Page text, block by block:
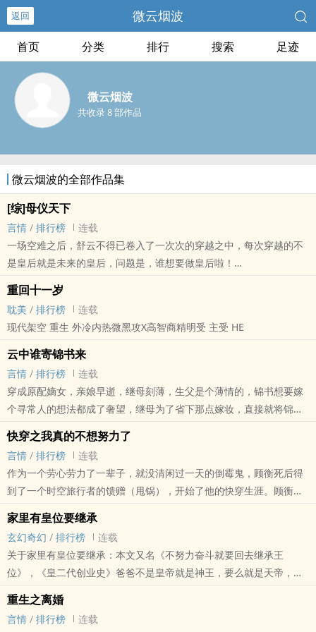
返回 微云烟波
首页 分类 排行 搜索 足迹
微云烟波
共收录 8 部作品
微云烟波的全部作品集
[综]母仪天下
言情 / 排行榜
连载
一场空难之后，舒云不得已卷入了一次次的穿越之中，每次穿越的不
是皇后就是未来的皇后，问题是，谁想要做皇后啦！
——吕后——天后弗丽嘉——神后赫拉——众星之母。
内容标签： 前世今生 随身空间 女强 快穿
搜索关键字：主角：舒云
重回十一岁
耽美 / 排行榜
连载
现代架空 重生 外冷内热微黑攻X高智商精明受 主受 HE
云中谁寄锦书来
言情 / 排行榜
连载
穿成原配嫡女，亲娘早逝，继母刻薄，生父是个薄情的，锦书想要嫁
个寻常人的想法都成了奢望，继母为了省下那点嫁妆，直接就将锦书
塞到了选秀的队伍中……
非虐，男主重生，甜宠文
快穿之我真的不想努力了
言情 / 排行榜
连载
作为一个劳心劳力了一辈子，就没清闲过一天的倒霉鬼，顾衡死后得
到了一个时空旅行者的馈赠（甩锅），开始了他的快穿生涯。顾衡觉
得自己开局很顺利，姐姐是皇后，父亲是国丈，姐夫跟姐姐伉俪情
深，作为国丈家的幼子，上面几个兄长也都是一时人杰，可以说是四
个2加王炸，你说怎么输！顾衡觉得自己不需要努力了，这辈子就是典
型的人生赢家，直到听到噩耗，姐姐生孩子的时候难产而死，外面有
个四王八公，姐夫有个乳母是甄家老太君，被封了奉圣夫人……顾衡白
眼一翻，只想要仰天长啸，我真的不想努力了啊，为什么你们都要逼
我！
家里有皇位要继承
玄幻奇幻 / 排行榜
连载
关于家里有皇位要继承：本文又名《不努力奋斗就要回去继承王
位》，《皇二代创业史》爸爸不是皇帝就是神王，要么就是天帝，不
好好奋斗就要被抓回去继承王位啦！男主手握金手指如此说。世界
一：差点就成了头顶太..
重生之离婚
言情 / 排行榜
连载